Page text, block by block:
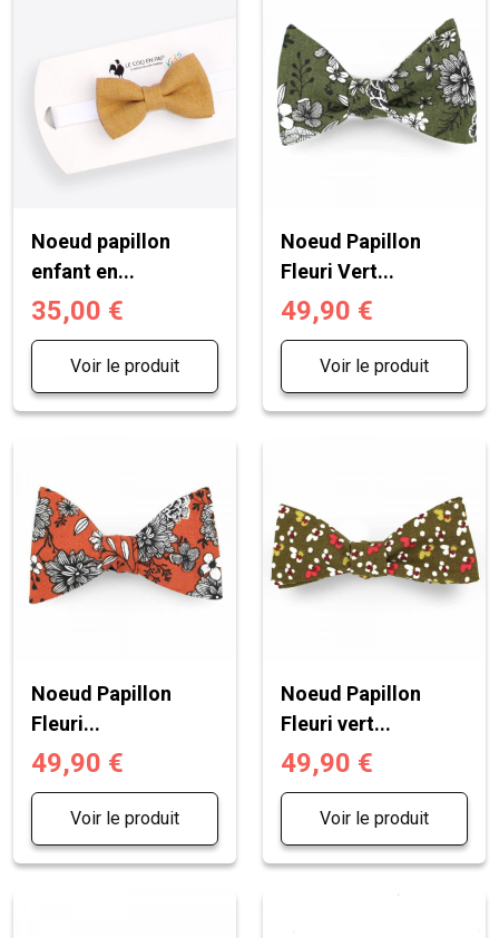
Noeud papillon
enfant en...
35,00 €
Voir le produit
Noeud Papillon
Fleuri Vert...
49,90 €
Voir le produit
Noeud Papillon
Fleuri...
49,90 €
Voir le produit
Noeud Papillon
Fleuri vert...
49,90 €
Voir le produit